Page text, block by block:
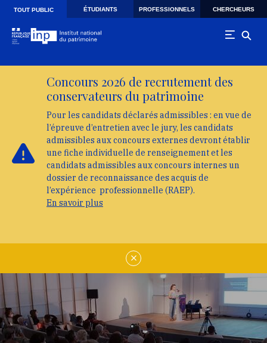
Skip to main navigation
Aller au contenu principal
TOUT PUBLIC ÉTUDIANTS PROFESSIONNELS CHERCHEURS
Concours 2026 de recrutement des
conservateurs du patrimoine
Pour les candidats déclarés admissibles : en vue de
l’épreuve d’entretien avec le jury, les candidats
admissibles aux concours externes devront établir
une fiche individuelle de renseignement et les
candidats admissibles aux concours internes un
dossier de reconnaissance des acquis de
l’expérience professionnelle (RAEP).
En savoir plus